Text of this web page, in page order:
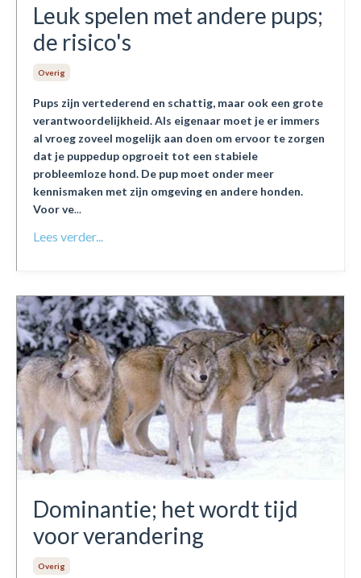
Leuk spelen met andere pups;
de risico's
Overig
Pups zijn vertederend en schattig, maar ook een grote
verantwoordelijkheid. Als eigenaar moet je er immers
al vroeg zoveel mogelijk aan doen om ervoor te zorgen
dat je puppedup opgroeit tot een stabiele
probleemloze hond. De pup moet onder meer
kennismaken met zijn omgeving en andere honden.
Voor ve...
Lees verder...
Dominantie; het wordt tijd
voor verandering
Overig